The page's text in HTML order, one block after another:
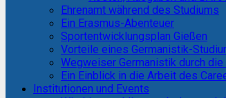
Ehrenamt während des Studiums
Ein Erasmus-Abenteuer
Sportentwicklungsplan Gießen
Vorteile eines Germanistik-
Wegweiser Germanistik durch
Ein Einblick in die Arbeit des
Institutionen und Events